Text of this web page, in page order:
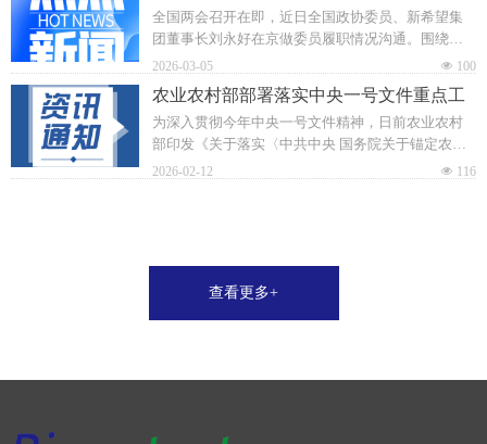
具身智能数据训练 推进“人工智能+畜牧
业”发展
全国两会召开在即，近日全国政协委员、新希望集
团董事长刘永好在京做委员履职情况沟通。围绕提
振消费、发展“人工智能+畜牧业”、乡村振兴带头人
培养、构建高质量训练数据体系等产业行业发展热
点，刘永好今年共提交八份提案。
넶 100
2026-03-05
农业农村部部署落实中央一号文件重点工
作
为深入贯彻今年中央一号文件精神，日前农业农村
部印发《关于落实〈中共中央 国务院关于锚定农业
农村现代化、扎实推进乡村全面振兴的意见〉的实
넶 116
2026-02-12
查看更多+